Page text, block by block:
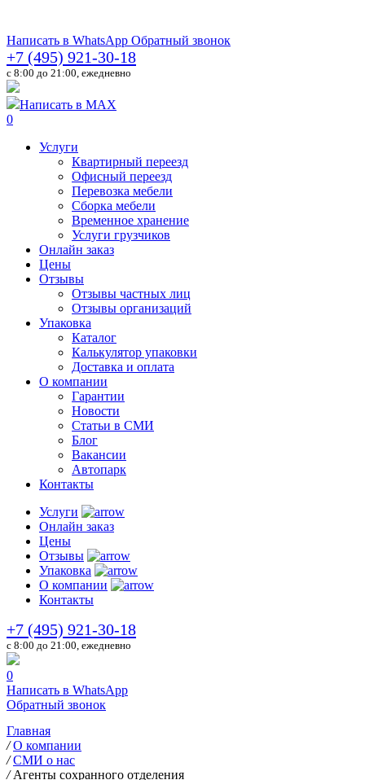
Написать в WhatsApp Обратный звонок
+7 (495) 921-30-18
c 8:00 до 21:00, ежедневно
Написать в MAX
0
Услуги
Квартирный переезд
Офисный переезд
Перевозка мебели
Сборка мебели
Временное хранение
Услуги грузчиков
Онлайн заказ
Цены
Отзывы
Отзывы частных лиц
Отзывы организаций
Упаковка
Каталог
Калькулятор упаковки
Доставка и оплата
О компании
Гарантии
Новости
Статьи в СМИ
Блог
Вакансии
Автопарк
Контакты
Услуги
Онлайн заказ
Цены
Отзывы
Упаковка
О компании
Контакты
+7 (495) 921-30-18
c 8:00 до 21:00, ежедневно
0
Написать в WhatsApp
Обратный звонок
Главная
/ О компании
/ СМИ о нас
/ Агенты сохранного отделения